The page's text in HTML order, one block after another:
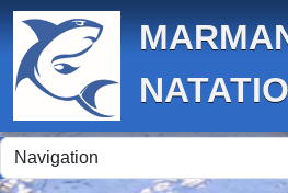
Panneau de gestion des cookies